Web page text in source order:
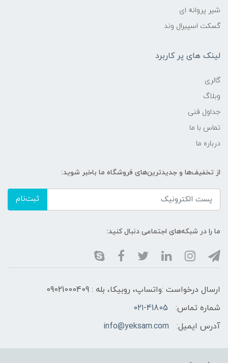
شیر پروانه ای
گسکت اسپیرال وند
لینک های پر کاربرد
گالری
وبلاگ
جداول فنی
تماس با ما
درباره ما
از تخفیف‌ها و جدیدترین‌های فروشگاه ما باخبر شوید:
ثبت‌نام
ما را در شبکه‌های اجتماعی دنبال کنید:
ارسال درخواست :واتساپ، روبیکا، بله : 09021000409
شماره تماس:
۰۲۱-41805
آدرس ایمیل:
info@yeksam.com